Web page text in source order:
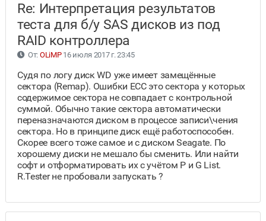
Re: Интерпретация результатов
теста для б/у SAS дисков из под
RAID контроллера
От: OLiMP16 июля 2017 г. 23:45
Судя по логу диск WD уже имеет замещённые
сектора (Remap). Ошибки ЕСС это сектора у которых
содержимое сектора не совпадает с контрольной
суммой. Обычно такие сектора автоматически
переназначаются диском в процессе записи\чения
сектора. Но в принципе диск ещё работоспособен.
Скорее всего тоже самое и с диском Seagate. По
хорошему диски не мешало бы сменить. Или найти
софт и отформатировать их с учётом P и G List.
R.Tester не пробовали запускать ?